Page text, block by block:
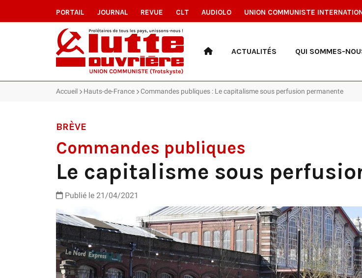
PORTAIL JOURNAL REVUE CLT AUDIOLO UNION COMMUNISTE
ACTUALITÉS QUI SOMMES-
Accueil Hauts-de-France Commandes publiques : Le capitalisme sous perfusion permanente
BRÈVE
Commandes publiques
Le capitalisme sous
Publié le 21/04/2021